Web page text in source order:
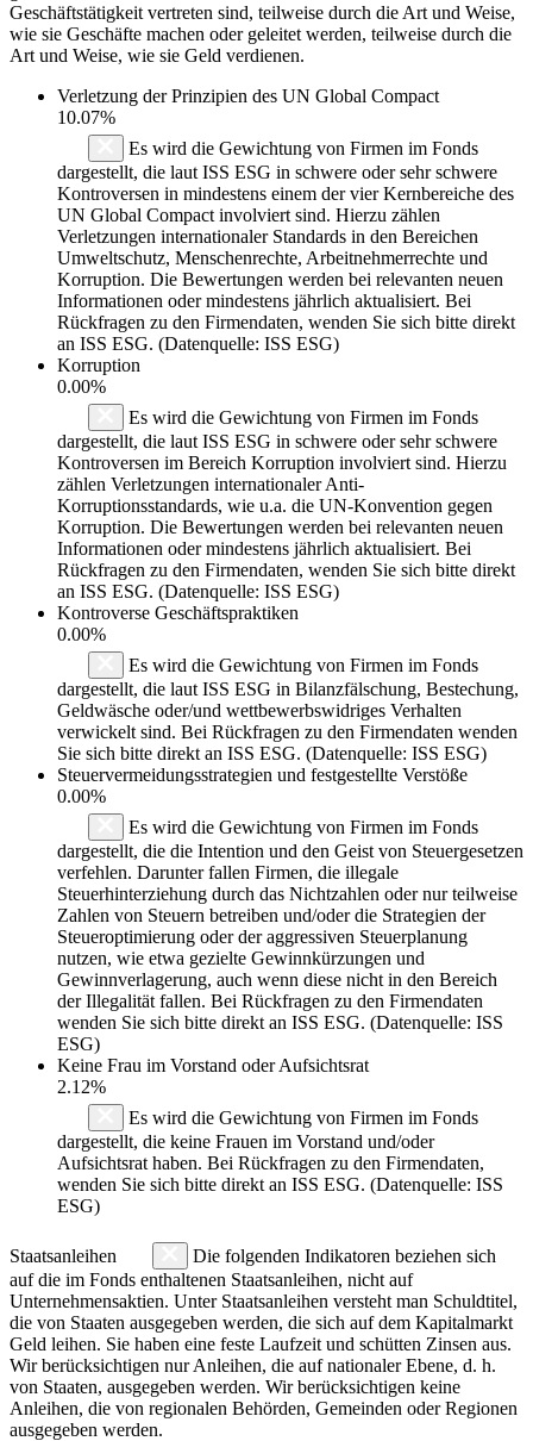
Geschäftstätigkeit vertreten sind, teilweise durch die Art und Weise,
wie sie Geschäfte machen oder geleitet werden, teilweise durch die
Art und Weise, wie sie Geld verdienen.
Verletzung der Prinzipien des UN Global Compact
10.07%
Es wird die Gewichtung von Firmen im Fonds
dargestellt, die laut ISS ESG in schwere oder sehr schwere
Kontroversen in mindestens einem der vier Kernbereiche des
UN Global Compact involviert sind. Hierzu zählen
Verletzungen internationaler Standards in den Bereichen
Umweltschutz, Menschenrechte, Arbeitnehmerrechte und
Korruption. Die Bewertungen werden bei relevanten neuen
Informationen oder mindestens jährlich aktualisiert. Bei
Rückfragen zu den Firmendaten, wenden Sie sich bitte direkt
an ISS ESG. (Datenquelle: ISS ESG)
Korruption
0.00%
Es wird die Gewichtung von Firmen im Fonds
dargestellt, die laut ISS ESG in schwere oder sehr schwere
Kontroversen im Bereich Korruption involviert sind. Hierzu
zählen Verletzungen internationaler Anti-
Korruptionsstandards, wie u.a. die UN-Konvention gegen
Korruption. Die Bewertungen werden bei relevanten neuen
Informationen oder mindestens jährlich aktualisiert. Bei
Rückfragen zu den Firmendaten, wenden Sie sich bitte direkt
an ISS ESG. (Datenquelle: ISS ESG)
Kontroverse Geschäftspraktiken
0.00%
Es wird die Gewichtung von Firmen im Fonds
dargestellt, die laut ISS ESG in Bilanzfälschung, Bestechung,
Geldwäsche oder/und wettbewerbswidriges Verhalten
verwickelt sind. Bei Rückfragen zu den Firmendaten wenden
Sie sich bitte direkt an ISS ESG. (Datenquelle: ISS ESG)
Steuervermeidungsstrategien und festgestellte Verstöße
0.00%
Es wird die Gewichtung von Firmen im Fonds
dargestellt, die die Intention und den Geist von Steuergesetzen
verfehlen. Darunter fallen Firmen, die illegale
Steuerhinterziehung durch das Nichtzahlen oder nur teilweise
Zahlen von Steuern betreiben und/oder die Strategien der
Steueroptimierung oder der aggressiven Steuerplanung
nutzen, wie etwa gezielte Gewinnkürzungen und
Gewinnverlagerung, auch wenn diese nicht in den Bereich
der Illegalität fallen. Bei Rückfragen zu den Firmendaten
wenden Sie sich bitte direkt an ISS ESG. (Datenquelle: ISS
ESG)
Keine Frau im Vorstand oder Aufsichtsrat
2.12%
Es wird die Gewichtung von Firmen im Fonds
dargestellt, die keine Frauen im Vorstand und/oder
Aufsichtsrat haben. Bei Rückfragen zu den Firmendaten,
wenden Sie sich bitte direkt an ISS ESG. (Datenquelle: ISS
ESG)
Staatsanleihen
Die folgenden Indikatoren beziehen sich
auf die im Fonds enthaltenen Staatsanleihen, nicht auf
Unternehmensaktien. Unter Staatsanleihen versteht man Schuldtitel,
die von Staaten ausgegeben werden, die sich auf dem Kapitalmarkt
Geld leihen. Sie haben eine feste Laufzeit und schütten Zinsen aus.
Wir berücksichtigen nur Anleihen, die auf nationaler Ebene, d. h.
von Staaten, ausgegeben werden. Wir berücksichtigen keine
Anleihen, die von regionalen Behörden, Gemeinden oder Regionen
ausgegeben werden.